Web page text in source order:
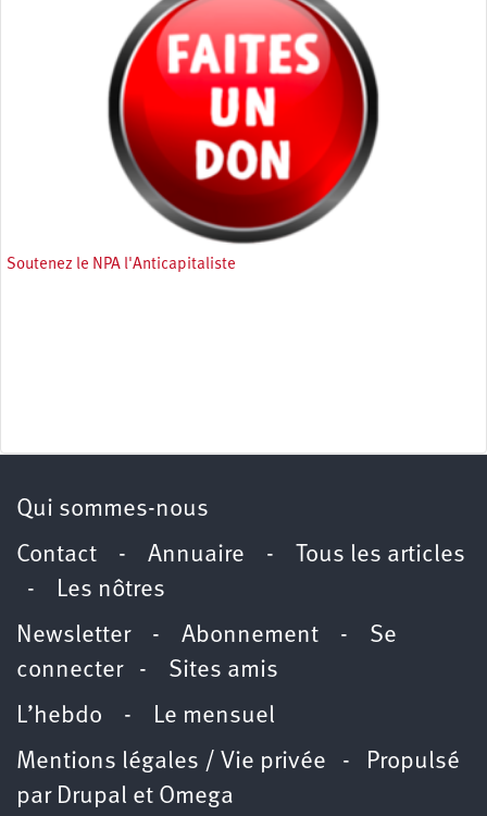
Soutenez le NPA l'Anticapitaliste
Qui sommes-nous
Contact - Annuaire -
Tous les articles
- Les nôtres
Newsletter- Abonnement - Se
connecter- Sites amis
L’hebdo - Le mensuel
Mentions légales / Vie privée - Propulsé
par Drupal et Omega